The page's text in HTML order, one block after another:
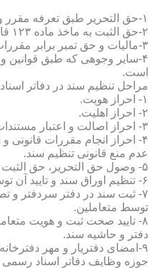
۱-حق التحریر طبق تعرفه مقرر وزارت دادگستری.
۲-حق الثبت به ماخذ ماده ۱۲۳ قانون اصلاحی قانون ثبت.
۳-مالیات و حق تمبر برابر مقررات مالیاتی.
۴-سایر وجوهی که طبق قوانین
است.
مراحل تنظیم سند در دفاتر
۱- احراز هویت.
۲- احراز اهلیت.
۳- احراز اصالت و اعتبار مستندات سند.
۴- احراز انجام مقررات قانونی و
عدم منع قانونی تنظیم سند.
۵- وصول حق التحریر، حق الثبت و سایر حقوق دولتی.
۶- تنظیم اوراق سند و تایید آن توسط متعاملین.
۷- ثبت سند در دفتر سردفتر و
توسط متعاملین.
۸- تایید صحت ثبت و هویت
دفتر و حاشیه سند.
۹-امضای دفتریار و مهر دفترخانه ذیل ثبت دفتر و در حاشیه سند.
حوزه وظایف دفاتر اسناد رسمی